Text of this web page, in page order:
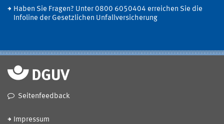
Haben Sie Fragen? Unter 0800 6050404 erreichen Sie die
Infoline der Gesetzlichen Unfallversicherung
Seitenfeedback
Impressum